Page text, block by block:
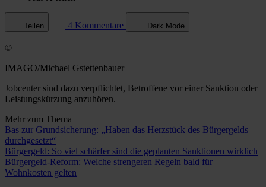
Teilen 4 Kommentare Dark Mode
©
IMAGO/Michael Gstettenbauer
Jobcenter sind dazu verpflichtet, Betroffene vor einer Sanktion oder
Leistungskürzung anzuhören.
Mehr zum Thema
Bas zur Grundsicherung: „Haben das Herzstück des Bürgergelds
durchgesetzt“
Bürgergeld: So viel schärfer sind die geplanten Sanktionen wirklich
Bürgergeld-Reform: Welche strengeren Regeln bald für
Wohnkosten gelten